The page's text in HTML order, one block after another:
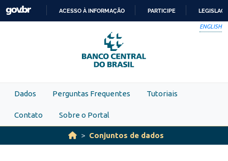
Skip to main content
PARA
O
CONTEÚDO
ACESSO À INFORMAÇÃO PARTICIPE
ENGLISH
Dados Perguntas Frequentes Tutoriais
Contato Sobre o Portal
Conjuntos de dados